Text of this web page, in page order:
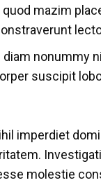
mazim
nonummy
suscipit
imperdiet
molestie